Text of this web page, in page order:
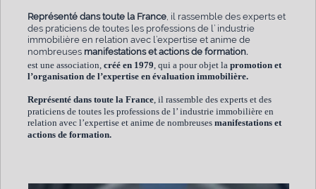
Représenté dans toute la France, il rassemble des experts et
des praticiens de toutes les professions de l’ industrie
immobilière en relation avec l’expertise et anime de
nombreuses manifestations et actions de formation.
est une association, créé en 1979, qui a pour objet la promotion et
l’organisation de l’expertise en évaluation immobilière.
Représenté dans toute la France, il rassemble des experts et des
praticiens de toutes les professions de l’ industrie immobilière en
relation avec l’expertise et anime de nombreuses manifestations et
actions de formation.